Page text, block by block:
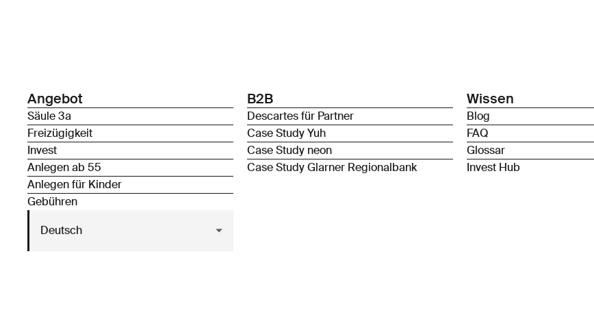
Angebot
Säule 3a
Freizügigkeit
Invest
Anlegen ab 55
Anlegen für Kinder
Gebühren
B2B
Descartes für Partner
Case Study Yuh
Case Study neon
Case Study Glarner Regionalbank
Wissen
Blog
FAQ
Glossar
Invest Hub
Deutsch